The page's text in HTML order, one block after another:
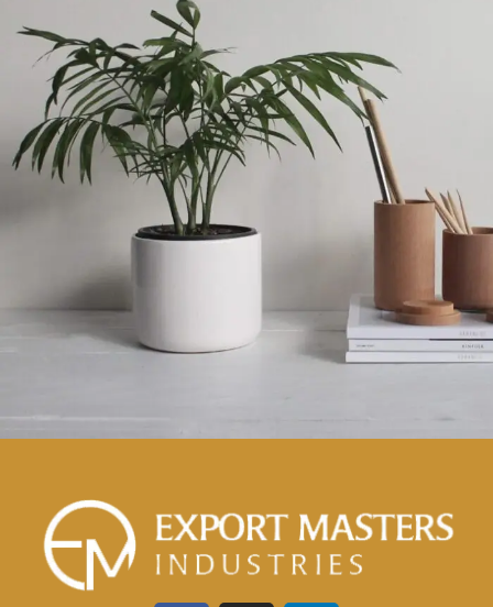
Potenti parturient parturie